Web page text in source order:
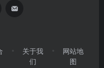
关于我
们
网站地
图